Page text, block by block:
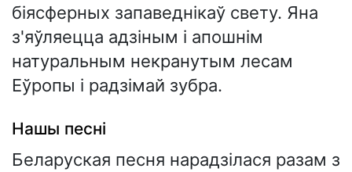
біясферных запаведнікаў свету. Яна
з'яўляецца адзіным і апошнім
натуральным некранутым лесам
Еўропы і радзімай зубра.
Нашы песні
Беларуская песня нарадзілася разам з